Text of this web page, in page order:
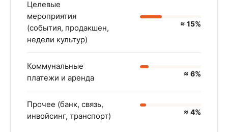
Целевые
мероприятия
(события, продакшен,
недели культур)
≈ 15%
Коммунальные
платежи и аренда
≈ 6%
Прочее (банк, связь,
инвойсинг, транспорт)
≈ 4%